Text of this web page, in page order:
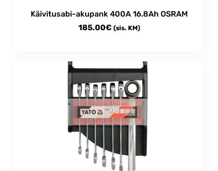
Käivitusabi-akupank 400A 16.8Ah OSRAM
185.00€ (sis. KM)